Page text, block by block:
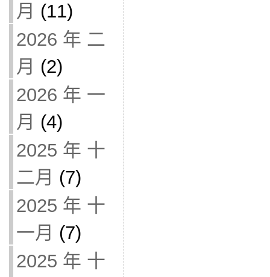
月 (11)
2026 年 二
月 (2)
2026 年 一
月 (4)
2025 年 十
二月 (7)
2025 年 十
一月 (7)
2025 年 十